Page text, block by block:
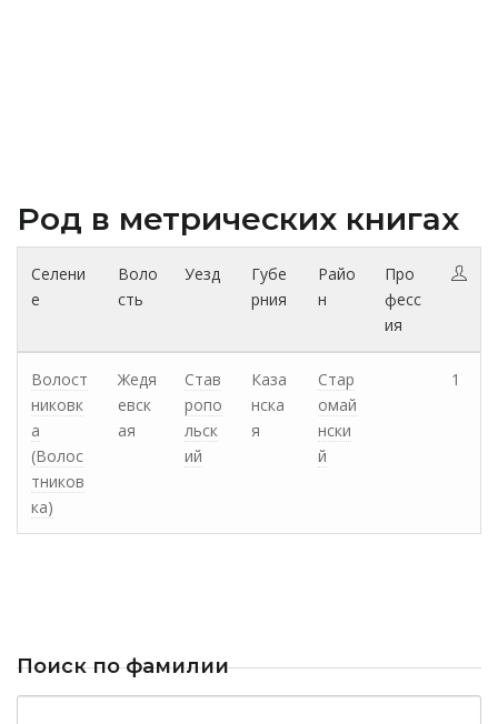
Род в метрических книгах
Селени
е
Воло
сть
Уезд
Губе
рния
Райо
н
Про
фесс
ия
Волост
никовк
а
(Волос
тников
ка)
Жедя
евск
ая
Став
ропо
льск
ий
Каза
нска
я
Стар
омай
нски
й
1
Поиск по фамилии